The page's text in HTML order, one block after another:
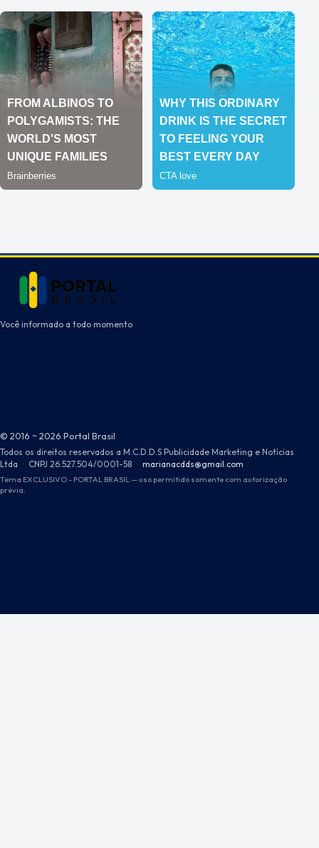
Você informado a todo momento
© 2016 ~ 2026 Portal Brasil
Todos os direitos reservados a M.C.D.D.S Publicidade Marketing e Notícias
Ltda · CNPJ 26.527.504/0001-58 · marianacdds@gmail.com
Tema EXCLUSIVO - PORTAL BRASIL — uso permitido somente com autorização
prévia.